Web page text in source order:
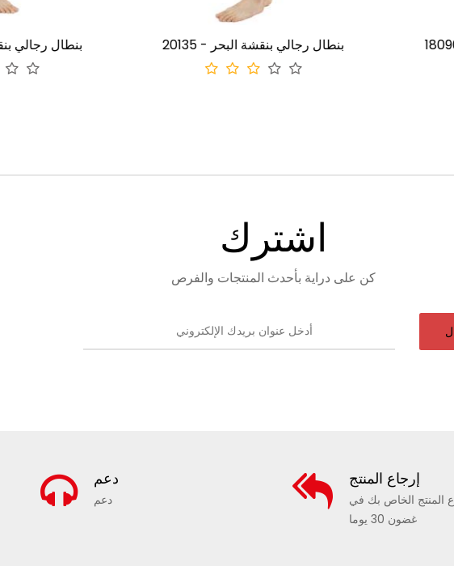
20135 - بنطال رجالي بنقشة البحر بنقشة البحر
اشترك
كن على دراية بأحدث المنتجات والفرص
دعم
دعم
إرجاع المنتج
المنتج الخاص بك في
غضون 30 يوما